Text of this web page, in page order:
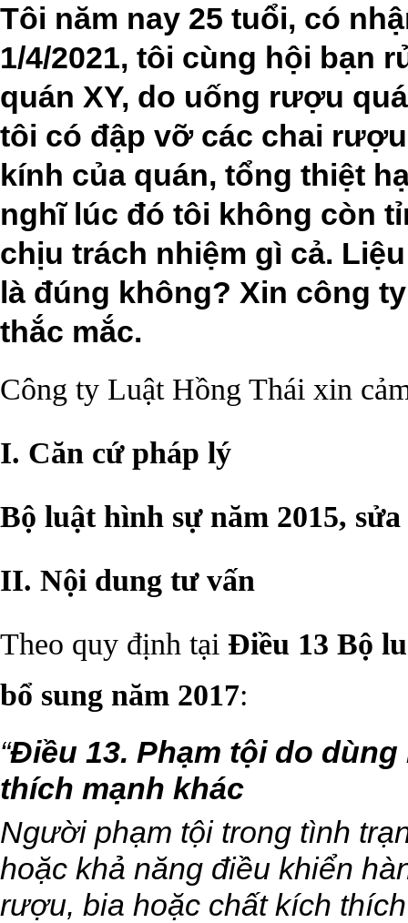
Tôi năm nay 25 tuổi, có
1/4/2021, tôi cùng hội bạn
quán XY, do uống rượu
tôi có đập vỡ các chai
kính của quán, tổng thiệt
nghĩ lúc đó tôi không còn
chịu trách nhiệm gì cả.
là đúng không? Xin công
thắc mắc.
Công ty Luật Hồng Thái xin
I. Căn cứ pháp lý
Bộ luật hình sự năm 2015,
II. Nội dung tư vấn
Theo quy định tại Điều 13 Bộ
bổ sung năm 2017:
“Điều 13. Phạm tội do
thích mạnh khác
Người phạm tội trong tình
hoặc khả năng điều khiển
rượu, bia hoặc chất kích